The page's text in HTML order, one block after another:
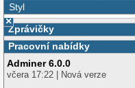
Styl
×
Zprávičky
Pracovní nabídky
Adminer 6.0.0
včera 17:22 | Nová verze